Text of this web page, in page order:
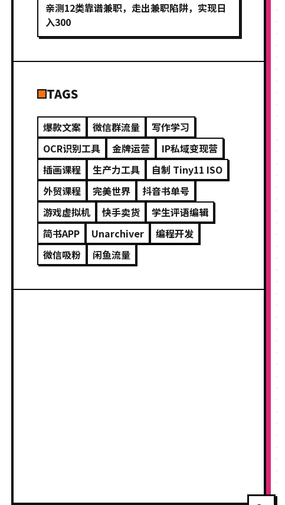
亲测12类靠谱兼职，走出兼职陷阱，实现日
入300
TAGS
爆款文案 微信群流量
写作学习
OCR识别工具
金牌运营
IP私域变现营
插画课程
生产力工具
自制 Tiny11 ISO
外贸课程
完美世界
抖音书单号
游戏虚拟机
快手卖货
学生评语编辑
简书APP
Unarchiver
编程开发
微信吸粉
闲鱼流量